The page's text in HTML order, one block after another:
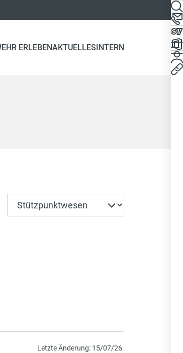
ERLEBENAKTUELLESINTERN
Letzte Änderung: 15/07/26